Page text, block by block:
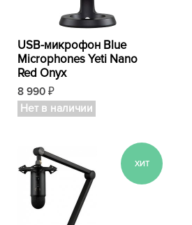
USB-микрофон Blue
Microphones Yeti Nano
Red Onyx
8 990 ₽
Нет в наличии